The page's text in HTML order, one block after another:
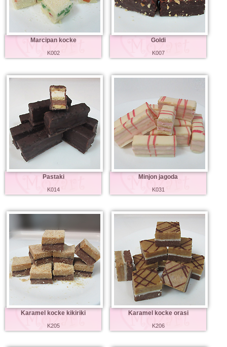
Marcipan kocke
K002
Goldi
K007
Pastaki
K014
Minjon jagoda
K031
Karamel kocke kikiriki
K205
Karamel kocke orasi
K206